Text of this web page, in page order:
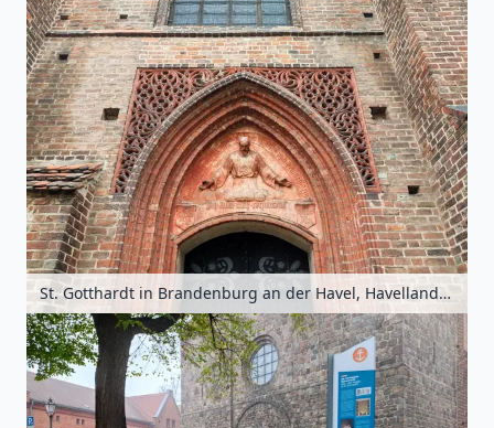
St. Gotthardt in Brandenburg an der Havel, Havelland, Brandenburg, Deutschland